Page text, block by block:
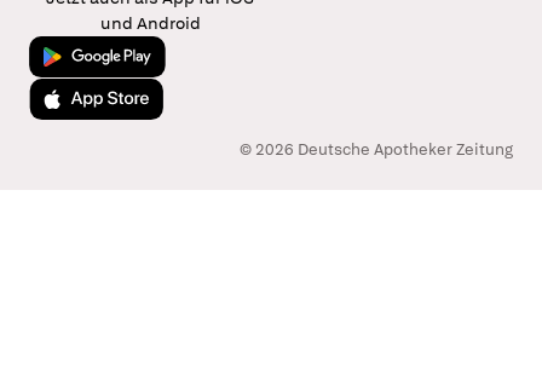
und Android
Jetzt bei Google Play
Laden im App Store
© 2026 Deutsche Apotheker Zeitung